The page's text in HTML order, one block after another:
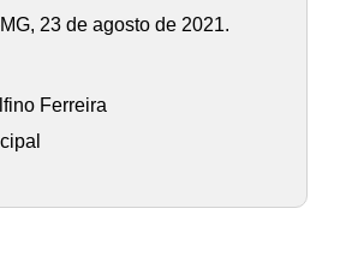
23 de agosto de 2021.
Ferreira